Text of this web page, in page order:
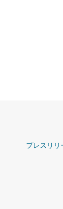
プレスリリ